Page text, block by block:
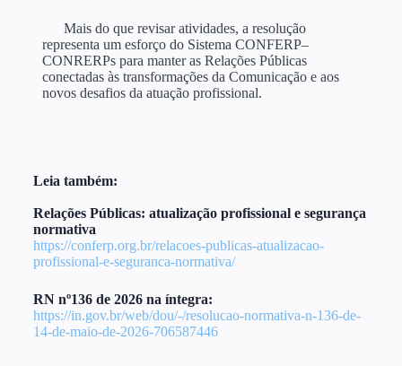
Mais do que revisar atividades, a resolução
representa um esforço do Sistema CONFERP–
CONRERPs para manter as Relações Públicas
conectadas às transformações da Comunicação e aos
novos desafios da atuação profissional.
Leia também:
Relações Públicas: atualização profissional e segurança
normativa
https://conferp.org.br/relacoes-publicas-atualizacao-
profissional-e-seguranca-normativa/
RN nº136 de 2026 na íntegra:
https://in.gov.br/web/dou/-/resolucao-normativa-n-136-de-
14-de-maio-de-2026-706587446